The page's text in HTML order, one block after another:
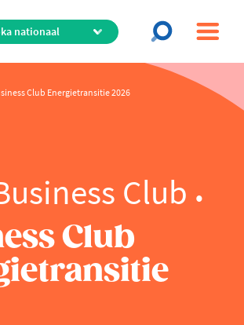
Club Energietransitie 2026
Club
Club